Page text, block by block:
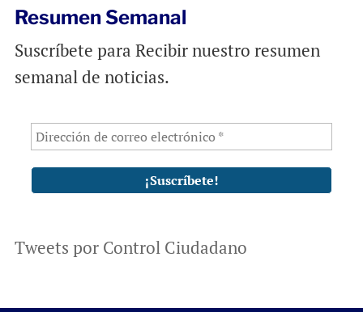
Resumen Semanal
Suscríbete para Recibir nuestro resumen
semanal de noticias.
Tweets por Control Ciudadano